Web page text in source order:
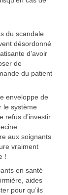
du scandale
désordonné
d’avoir
de
du patient
enveloppe de
le système
refus d’investir
aux soignants
vraiment
!
en santé
aides
pour qu’ils